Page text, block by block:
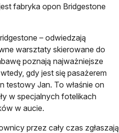
fabryka opon Bridgestone
– odwiedzają
warsztaty skierowane do
poznają najważniejsze
gdy jest się pasażerem
testowy Jan. To właśnie on
w specjalnych fotelikach
w aucie.
przez cały czas zgłaszają